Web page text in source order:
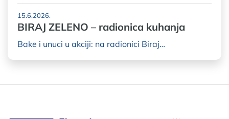
15.6.2026.
BIRAJ ZELENO – radionica kuhanja
Bake i unuci u akciji: na radionici Biraj…